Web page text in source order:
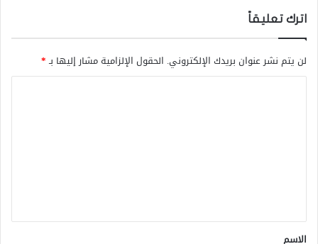
اترك تعليقاً
لن يتم نشر عنوان بريدك الإلكتروني. الحقول الإلزامية مشار إليها بـ*
*
الاسم